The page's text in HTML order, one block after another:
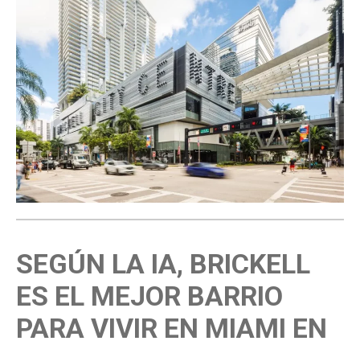
SEGÚN LA IA, BRICKELL
ES EL MEJOR BARRIO
PARA VIVIR EN MIAMI EN